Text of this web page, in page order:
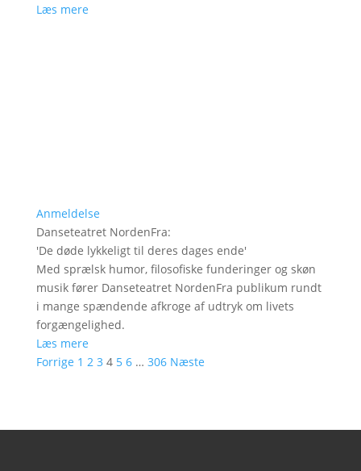
Læs mere
Anmeldelse
Danseteatret NordenFra:
'De døde lykkeligt til deres dages ende'
Med sprælsk humor, filosofiske funderinger og skøn
musik fører Danseteatret NordenFra publikum rundt
i mange spændende afkroge af udtryk om livets
forgængelighed.
Læs mere
Forrige 1 2 3 4 5 6 … 306 Næste